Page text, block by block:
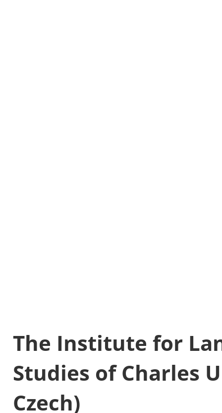
The Institute for
Studies of Charles
Czech)